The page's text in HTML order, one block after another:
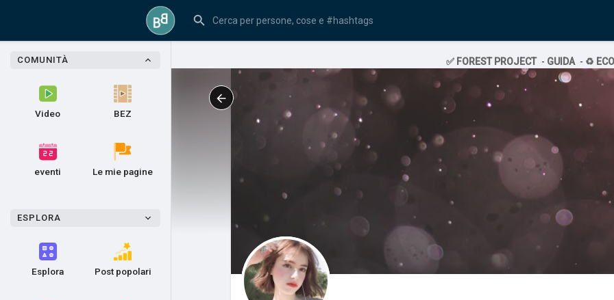
COMUNITÀ
Video BEZ
eventi Le mie pagine
ESPLORA
Esplora Post popolari
✅ FOREST PROJECT - GUIDA - ♻️